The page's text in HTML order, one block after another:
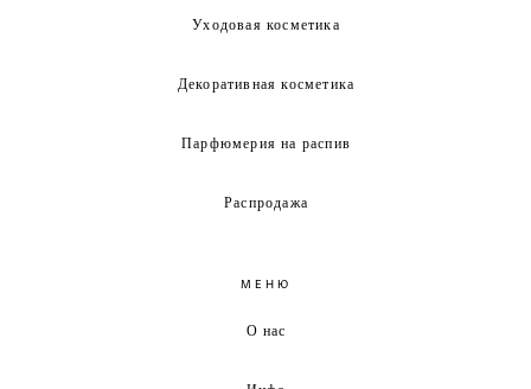
Уходовая косметика
Декоративная косметика
Парфюмерия на распив
Распродажа
МЕНЮ
О нас